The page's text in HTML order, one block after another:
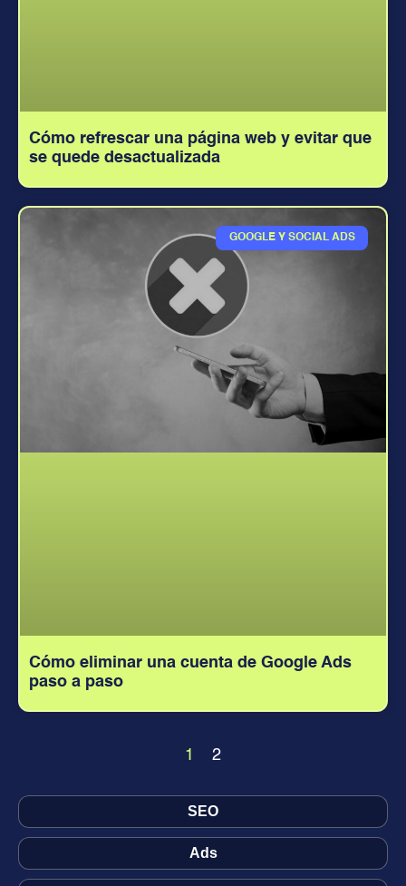
SEO
Ads
Cómo refrescar una página web y evitar que
se quede desactualizada
GOOGLE Y SOCIAL ADS
Cómo eliminar una cuenta de Google Ads
paso a paso
1 2